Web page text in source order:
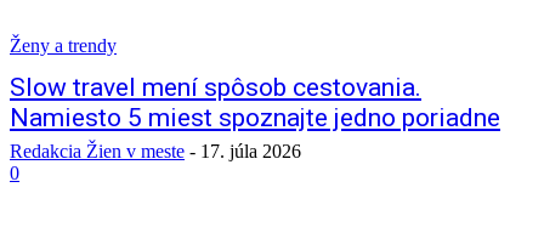
Ženy a trendy
Slow travel mení spôsob cestovania.
Namiesto 5 miest spoznajte jedno poriadne
Redakcia Žien v meste - 17. júla 2026
0